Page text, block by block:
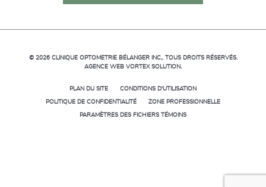
© 2026 CLINIQUE OPTOMETRIE BÉLANGER INC,.TOUS DROITS RÉSERVÉS.
AGENCE WEB VORTEX SOLUTION.
PLAN DU SITE CONDITIONS D'UTILISATION
POLITIQUE DE CONFIDENTIALITÉ ZONE PROFESSIONNELLE
PARAMÈTRES DES FICHIERS TÉMOINS